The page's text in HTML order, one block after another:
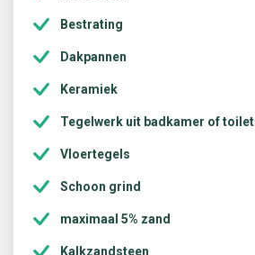
Bestrating
Dakpannen
Keramiek
Tegelwerk uit badkamer of toilet
Vloertegels
Schoon grind
maximaal 5% zand
Kalkzandsteen